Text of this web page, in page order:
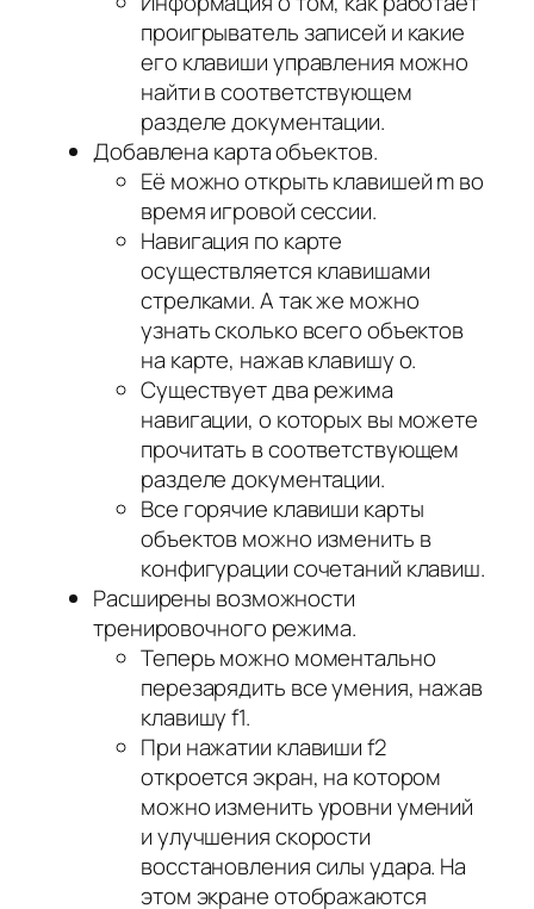
проигрыватель записей и какие
его клавиши управления можно
найти в соответствующем
разделе документации.
Добавлена карта объектов.
Её можно открыть клавишей m во
время игровой сессии.
Навигация по карте
осуществляется клавишами
стрелками. А так же можно
узнать сколько всего объектов
на карте, нажав клавишу o.
Существует два режима
навигации, о которых вы можете
прочитать в соответствующем
разделе документации.
Все горячие клавиши карты
объектов можно изменить в
конфигурации сочетаний клавиш.
Расширены возможности
тренировочного режима.
Теперь можно моментально
перезарядить все умения, нажав
клавишу f1.
При нажатии клавиши f2
откроется экран, на котором
можно изменить уровни умений
и улучшения скорости
восстановления силы удара. На
этом экране отображаются